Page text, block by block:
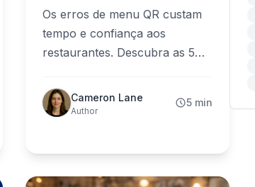
Os erros de menu QR custam
tempo e confiança aos
restaurantes. Descubra as 5
plataforma errada à má
colocação—e como evitá-las.
Cameron Lane
Author
5 min